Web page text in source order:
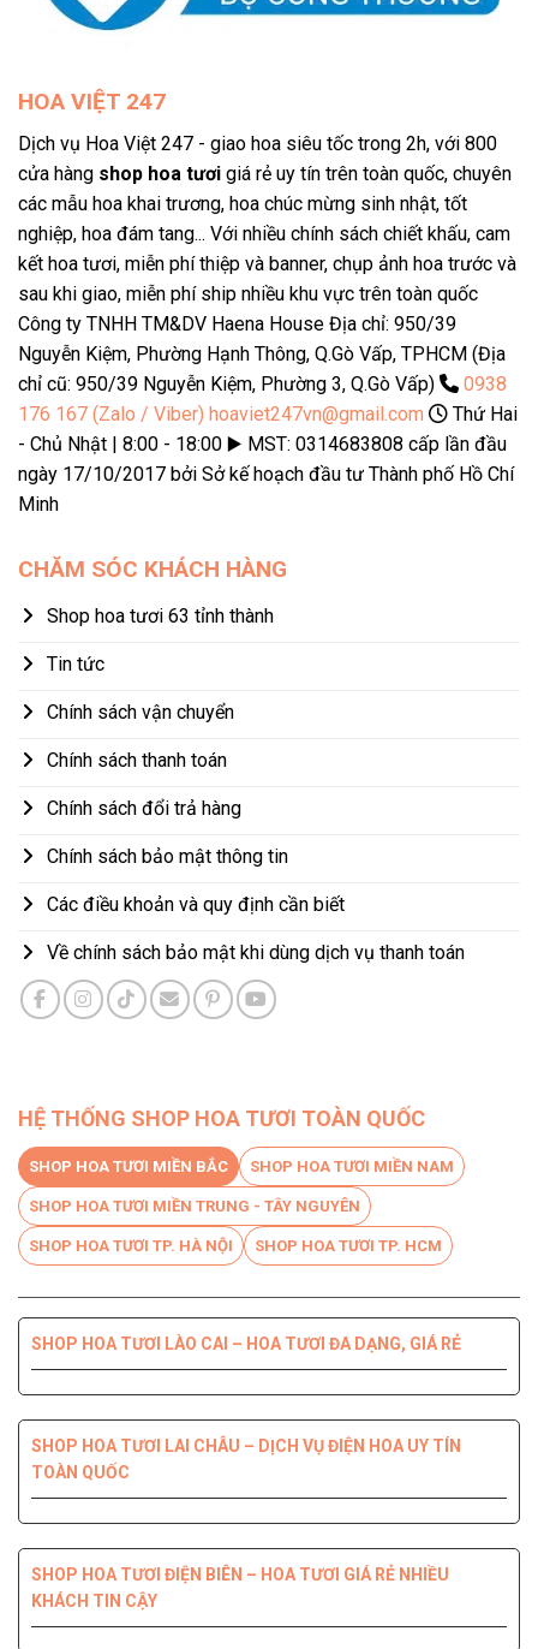
HOA VIỆT 247
Dịch vụ Hoa Việt 247 - giao hoa siêu tốc trong 2h, với 800
cửa hàng shop hoa tươi giá rẻ uy tín trên toàn quốc, chuyên
các mẫu hoa khai trương, hoa chúc mừng sinh nhật, tốt
nghiệp, hoa đám tang... Với nhiều chính sách chiết khấu, cam
kết hoa tươi, miễn phí thiệp và banner, chụp ảnh hoa trước và
sau khi giao, miễn phí ship nhiều khu vực trên toàn quốc
Công ty TNHH TM&DV Haena House Địa chỉ: 950/39
Nguyễn Kiệm, Phường Hạnh Thông, Q.Gò Vấp, TPHCM (Địa
chỉ cũ: 950/39 Nguyễn Kiệm, Phường 3, Q.Gò Vấp)
0938
176 167 (Zalo / Viber) hoaviet247vn@gmail.com
Thứ Hai
- Chủ Nhật | 8:00 - 18:00 ▶️ MST: 0314683808 cấp lần đầu
ngày 17/10/2017 bởi Sở kế hoạch đầu tư Thành phố Hồ Chí
Minh
CHĂM SÓC KHÁCH HÀNG
Shop hoa tươi 63 tỉnh thành
Tin tức
Chính sách vận chuyển
Chính sách thanh toán
Chính sách đổi trả hàng
Chính sách bảo mật thông tin
Các điều khoản và quy định cần biết
Về chính sách bảo mật khi dùng dịch vụ thanh toán
HỆ THỐNG SHOP HOA TƯƠI TOÀN QUỐC
SHOP HOA TƯƠI MIỀN BẮC SHOP HOA TƯƠI MIỀN NAM
SHOP HOA TƯƠI MIỀN TRUNG - TÂY NGUYÊN
SHOP HOA TƯƠI TP. HÀ NỘI SHOP HOA TƯƠI TP. HCM
SHOP HOA TƯƠI LÀO CAI – HOA TƯƠI ĐA DẠNG, GIÁ RẺ
SHOP HOA TƯƠI LAI CHÂU – DỊCH VỤ ĐIỆN HOA UY TÍN
TOÀN QUỐC
SHOP HOA TƯƠI ĐIỆN BIÊN – HOA TƯƠI GIÁ RẺ NHIỀU
KHÁCH TIN CẬY
LƯỢNG HÀNG ĐẦU
NHANH CHÓNG
ĐẦU
UY TÍN CHẤT LƯỢNG
SHOP HOA TƯƠI QUẬN 6 – GIÁ TỐT GIAO HOA TẬN NHÀ